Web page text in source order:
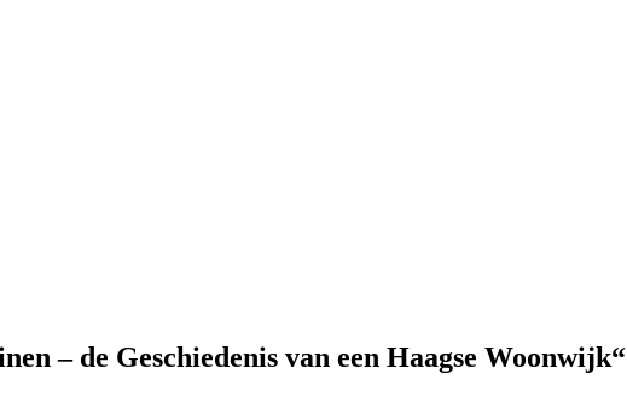
– de Geschiedenis van een Haagse Woonwijk“